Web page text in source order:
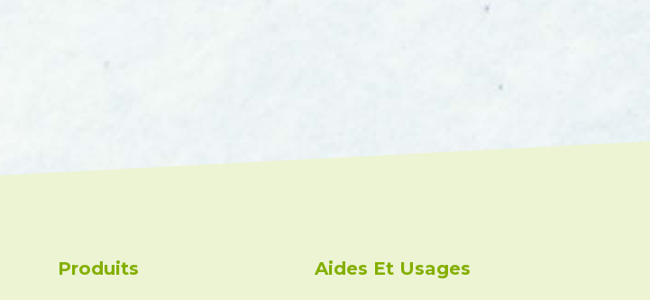
Produits Aides Et Usages